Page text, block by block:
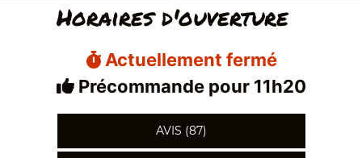
Horaires d'ouverture
Actuellement fermé
Précommande pour 11h20
AVIS (87)